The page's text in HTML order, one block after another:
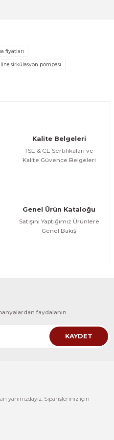
daha pahalı.
olmalı.
fiyatları
sirkülasyon pompası
Kalite Belgeleri
TSE & CE Sertifikaları ve
Kalite Güvence Belgeleri
Genel Ürün Kataloğu
Satışını Yaptığımız Ürünlere
Genel Bakış
faydalanın.
KAYDET
yanınızdayız. Siparişleriniz için